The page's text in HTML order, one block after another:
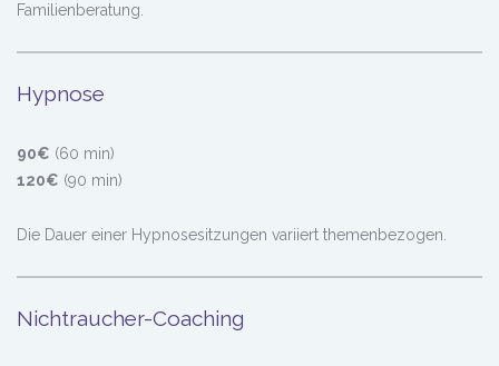
Familienberatung.
Hypnose
90€ (60 min)
120€ (90 min)
Die Dauer einer Hypnosesitzungen variiert themenbezogen.
Nichtraucher-Coaching